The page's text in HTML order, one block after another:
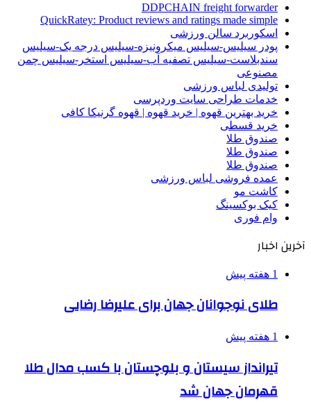
DDPCHAIN freight forwarder
QuickRatey: Product reviews and ratings made simple
اسکوربرد سالن ورزشی
پودر سیلیس-سیلیس میکرونیزه-سیلیس درجه یک-سیلیس
سندبلاست-سیلیس تصفیه آب-سیلیس استخر-سیلیس چمن
مصنوعی
تولیدی لباس ورزشی
خدمات طراحی سایت وردپرسی
خرید بهترین قهوه | خرید قهوه | قهوه گرنیکا کافی
خرید قسطی
صندوق طلا
صندوق طلا
صندوق طلا
عمده فروشی لباس ورزشی
کاشت مو
کیک بوکسینگ
وام فوری
آخرین اخبار
1 هفته پیش
طلای نوجوانان جهان برای علیرضا رضایی
1 هفته پیش
تیرانداز سیستان و بلوچستان با کسب مدال طلا
قهرمان جهان شد